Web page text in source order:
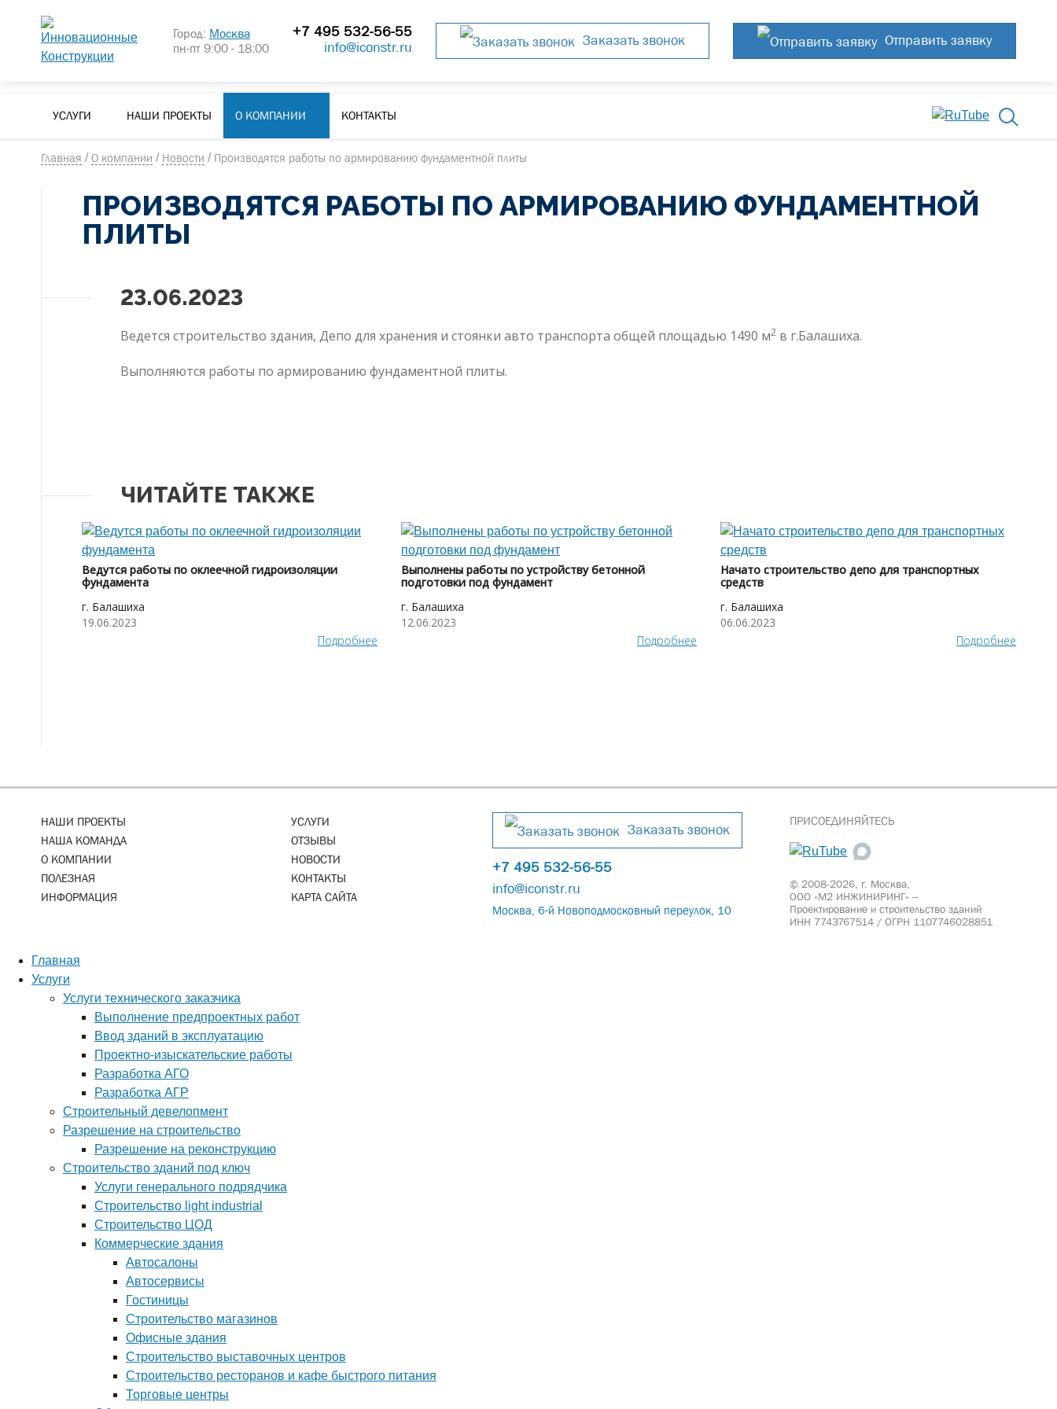
Город: Москва
пн-пт 9:00 - 18:00
+7 495 532-56-55
info@iconstr.ru
Заказать звонок Отправить заявку
УСЛУГИ НАШИ ПРОЕКТЫ О КОМПАНИИ КОНТАКТЫ
Главная /О компании / Новости / Производятся работы по армированию фундаментной плиты
ПРОИЗВОДЯТСЯ РАБОТЫ ПО АРМИРОВАНИЮ ФУНДАМЕНТНОЙ
ПЛИТЫ
23.06.2023
Ведется строительство здания, Депо для хранения и стоянки авто транспорта общей площадью 1490 м2 в г.Балашиха.
Выполняются работы по армированию фундаментной плиты.
ЧИТАЙТЕ ТАКЖЕ
Ведутся работы по оклеечной гидроизоляции
фундамента
г. Балашиха
19.06.2023
Подробнее
Выполнены работы по устройству бетонной
подготовки под фундамент
г. Балашиха
12.06.2023
Подробнее
Начато строительство депо для транспортных
средств
г. Балашиха
06.06.2023
Подробнее
НАШИ ПРОЕКТЫ
НАША КОМАНДА
О КОМПАНИИ
ПОЛЕЗНАЯ
ИНФОРМАЦИЯ
УСЛУГИ
ОТЗЫВЫ
НОВОСТИ
КОНТАКТЫ
КАРТА САЙТА
Заказать звонок
+7 495 532-56-55
info@iconstr.ru
Москва, 6-й Новоподмосковный переулок, 10
ПРИСОЕДИНЯЙТЕСЬ
© 2008-2026, г. Москва,
ООО «М2 ИНЖИНИРИНГ» --
Проектирование и строительство зданий
ИНН 7743767514 / ОГРН 1107746028851
Главная
Услуги
Услуги технического заказчика
Выполнение предпроектных работ
Ввод зданий в эксплуатацию
Проектно-изыскательские работы
Разработка АГО
Разработка АГР
Строительный девелопмент
Разрешение на строительство
Разрешение на реконструкцию
Строительство зданий под ключ
Услуги генерального подрядчика
Строительство light industrial
Строительство ЦОД
Коммерческие здания
Автосалоны
Автосервисы
Гостиницы
Строительство магазинов
Офисные здания
Строительство выставочных центров
Строительство ресторанов и кафе быстрого питания
Торговые центры